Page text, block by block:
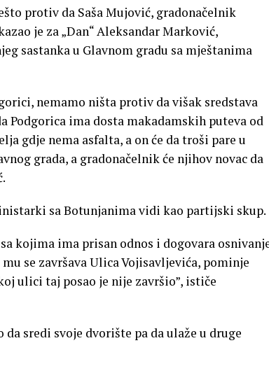
protiv da Saša Mujović, gradonačelnik
je za „Dan“ Aleksandar Marković,
sastanka u Glavnom gradu sa mještanima
nemamo ništa protiv da višak sredstava
ima dosta makadamskih puteva od
gdje nema asfalta, a on će da troši pare u
grada, a gradonačelnik će njihov novac da
sa Botunjanima vidi kao partijski skup.
kojima ima prisan odnos i dogovara
se završava Ulica Vojisavljevića, pominje
ulici taj posao je nije završio”, ističe
sredi svoje dvorište pa da ulaže u druge